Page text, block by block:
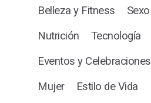
Belleza y Fitness Sexo
Nutrición
Tecnología
Eventos y Celebraciones
Mujer
Estilo de Vida